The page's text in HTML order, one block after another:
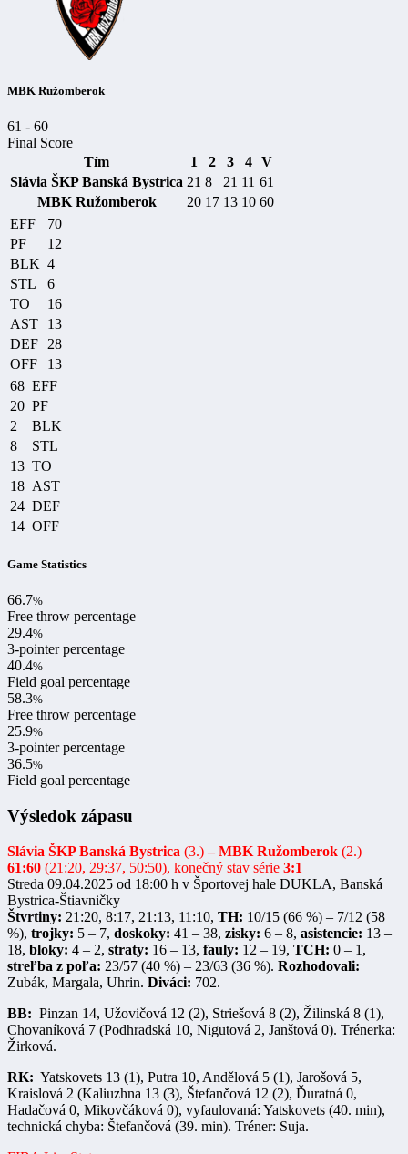
MBK Ružomberok
61 - 60
Final Score
Tím
1 2 3 4 V
Slávia ŠKP Banská Bystrica 21 8 21 11 61
MBK Ružomberok
20 17 13 10 60
EFF
70
PF
12
BLK 4
STL
6
TO
16
AST
13
DEF
28
OFF
13
68 EFF
20 PF
2
BLK
8
STL
13 TO
18 AST
24 DEF
14 OFF
Game Statistics
66.7%
Free throw percentage
29.4%
3-pointer percentage
40.4%
Field goal percentage
58.3%
Free throw percentage
25.9%
3-pointer percentage
36.5%
Field goal percentage
Výsledok zápasu
Slávia ŠKP Banská Bystrica (3.)–MBK Ružomberok (2.)
61:60 (21:20, 29:37, 50:50), konečný stav série 3:1
Streda 09.04.2025 od 18:00 h v Športovej hale DUKLA, Banská
Bystrica-Štiavničky
Štvrtiny: 21:20, 8:17, 21:13, 11:10, TH: 10/15 (66 %) – 7/12 (58
%), trojky: 5 – 7, doskoky: 41 – 38, zisky: 6 – 8, asistencie: 13 –
18, bloky: 4 – 2, straty: 16 – 13, fauly: 12 – 19, TCH: 0 – 1,
streľba z poľa: 23/57 (40 %) – 23/63 (36 %). Rozhodovali:
Zubák, Margala, Uhrin. Diváci: 702.
BB: Pinzan 14, Užovičová 12 (2), Striešová 8 (2), Žilinská 8 (1),
Chovaníková 7 (Podhradská 10, Nigutová 2, Janštová 0). Trénerka:
Žirková.
RK: Yatskovets 13 (1), Putra 10, Andělová 5 (1), Jarošová 5,
Kraislová 2 (Kaliuzhna 13 (3), Štefančová 12 (2), Ďuratná 0,
Hadačová 0, Mikovčáková 0), vyfaulovaná: Yatskovets (40. min),
technická chyba: Štefančová (39. min). Tréner: Suja.